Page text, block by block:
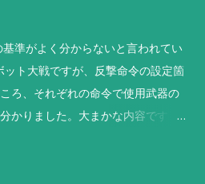
準がよく分からないと言われてい
ット大戦ですが、反撃命令の設定箇
ろ、それぞれの命令で使用武器の
かりました。大まかな内容です
軍やNPCのパイロットは「必ず反